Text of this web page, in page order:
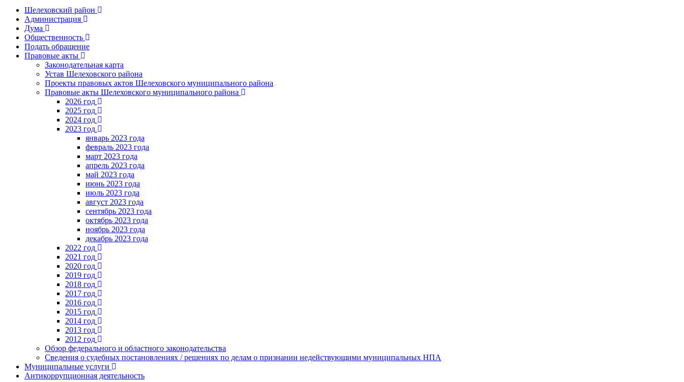
Шелеховский район
Администрация
Дума
Общественность
Подать обращение
Правовые акты
Законодательная карта
Устав Шелеховского района
Проекты правовых актов Шелеховского муниципального района
Правовые акты Шелеховского муниципального района
2026 год
2025 год
2024 год
2023 год
январь 2023 года
февраль 2023 года
март 2023 года
апрель 2023 года
май 2023 года
июнь 2023 года
июль 2023 года
август 2023 года
сентябрь 2023 года
октябрь 2023 года
ноябрь 2023 года
декабрь 2023 года
2022 год
2021 год
2020 год
2019 год
2018 год
2017 год
2016 год
2015 год
2014 год
2013 год
2012 год
Обзор федерального и областного законодательства
Сведения о судебных постановлениях / решениях по делам о признании недействующими муниципальных НПА
Муниципальные услуги
Антикоррупционная деятельность